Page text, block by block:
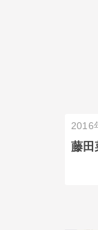
2016
藤田